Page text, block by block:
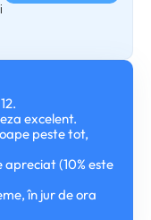
excelent.
peste tot,
apreciat (10% este
în jur de ora